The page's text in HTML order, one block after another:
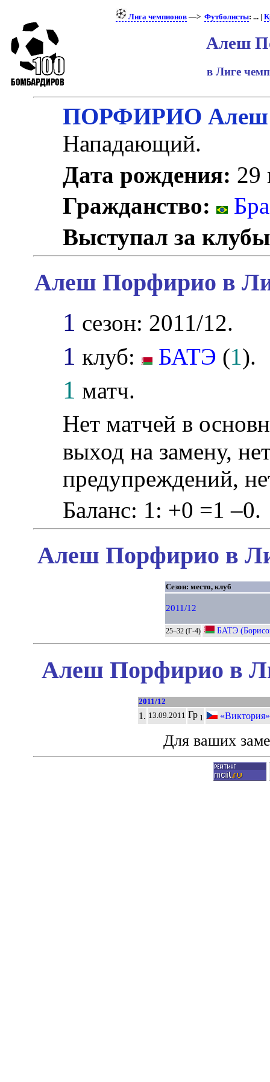
Лига чемпионов—> Футболисты: ... |
Алеш
в Лиге
ПОРФИРИО Алеш
Нападающий.
Дата рождения: 29
Гражданство:
Выступал за
Алеш Порфирио в
1 сезон: 2011/12.
1 клуб: БАТЭ (1).
1 матч.
Нет матчей в
выход на замену,
предупреждений,
Баланс: 1: +0 =1 –0.
Алеш Порфирио в
Сезон: место, клуб
2011/12
25–32 (Г-4) БАТЭ
Алеш Порфирио в
2011/12
1. 13.09.2011 Гр1
Для ваших